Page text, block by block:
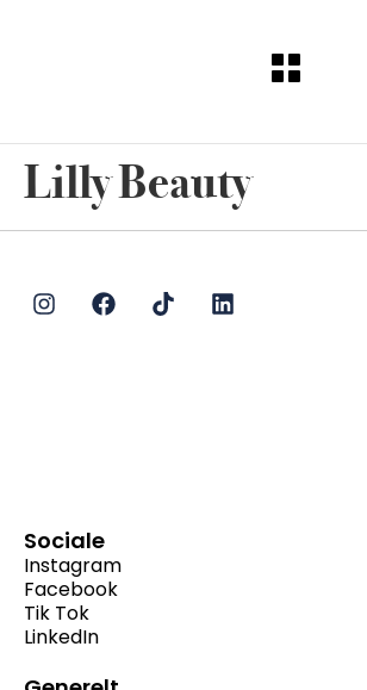
Lilly Beauty
Sociale
Instagram
Facebook
Tik Tok
LinkedIn